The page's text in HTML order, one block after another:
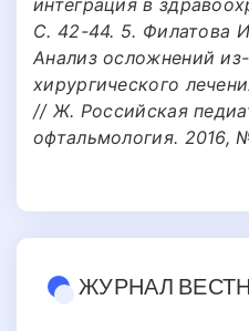
С. 42-44. 5. Филатова
Анализ осложнений
хирургического
// Ж. Российская
офтальмология. 2016,
ЖУРНАЛ